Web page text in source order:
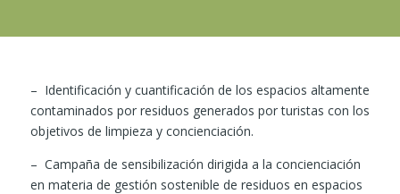
– Identificación y cuantificación de los espacios altamente
contaminados por residuos generados por turistas con los
objetivos de limpieza y concienciación.
– Campaña de sensibilización dirigida a la concienciación
en materia de gestión sostenible de residuos en espacios